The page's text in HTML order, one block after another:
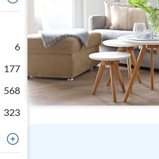
6
177
568
323